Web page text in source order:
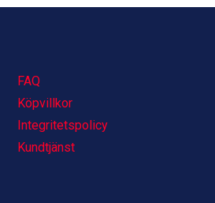
FAQ
Köpvillkor
Integritetspolicy
Kundtjänst